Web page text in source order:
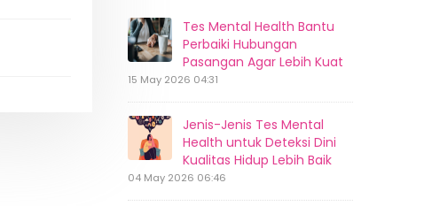
Tes Mental Health Bantu
Perbaiki Hubungan
Pasangan Agar Lebih Kuat
15 May 2026 04:31
Jenis-Jenis Tes Mental
Health untuk Deteksi Dini
Kualitas Hidup Lebih Baik
04 May 2026 06:46